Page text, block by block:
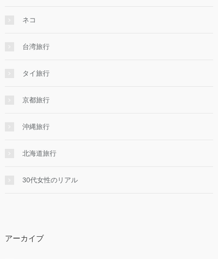
ネコ
台湾旅行
タイ旅行
京都旅行
沖縄旅行
北海道旅行
30代女性のリアル
アーカイブ